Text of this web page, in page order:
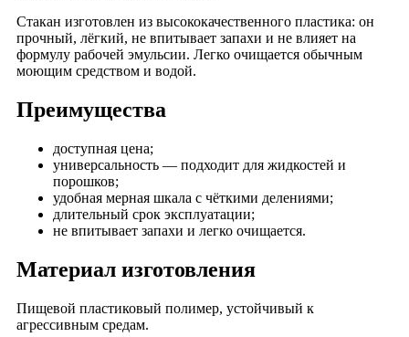
Стакан изготовлен из высококачественного пластика: он
прочный, лёгкий, не впитывает запахи и не влияет на
формулу рабочей эмульсии. Легко очищается обычным
моющим средством и водой.
Преимущества
доступная цена;
универсальность — подходит для жидкостей и
порошков;
удобная мерная шкала с чёткими делениями;
длительный срок эксплуатации;
не впитывает запахи и легко очищается.
Материал изготовления
Пищевой пластиковый полимер, устойчивый к
агрессивным средам.